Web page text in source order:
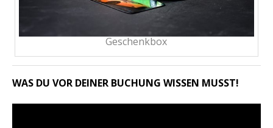
Geschenkbox
WAS DU VOR DEINER BUCHUNG WISSEN MUSST!